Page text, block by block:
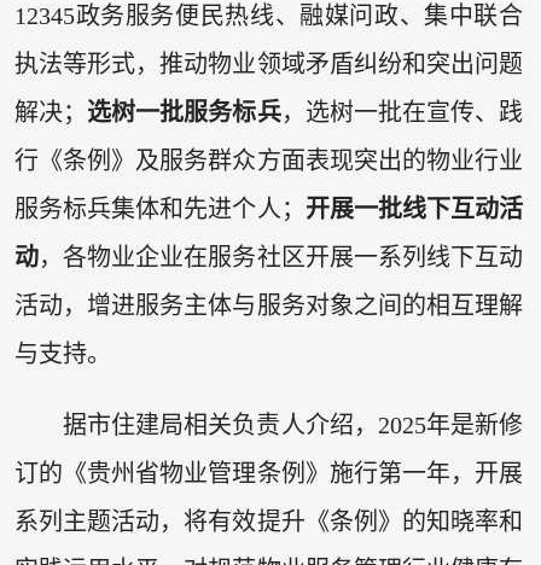
12345政务服务便民热线、融媒问政、集中联合
执法等形式，推动物业领域矛盾纠纷和突出问题
解决；‌ 选树一批服务标兵，选树一批在宣传、践
行《条例》及服务群众方面表现突出的物业行业
服务标兵集体和先进个人；‌ 开展一批线下互动活
动，各物业企业在服务社区开展一系列线下互动
活动，增进服务主体与服务对象之间的相互理解
与支持。
据市住建局相关负责人介绍，2025年是新修
订的《贵州省物业管理条例》施行第一年，开展
系列主题活动，将有效提升《条例》的知晓率和